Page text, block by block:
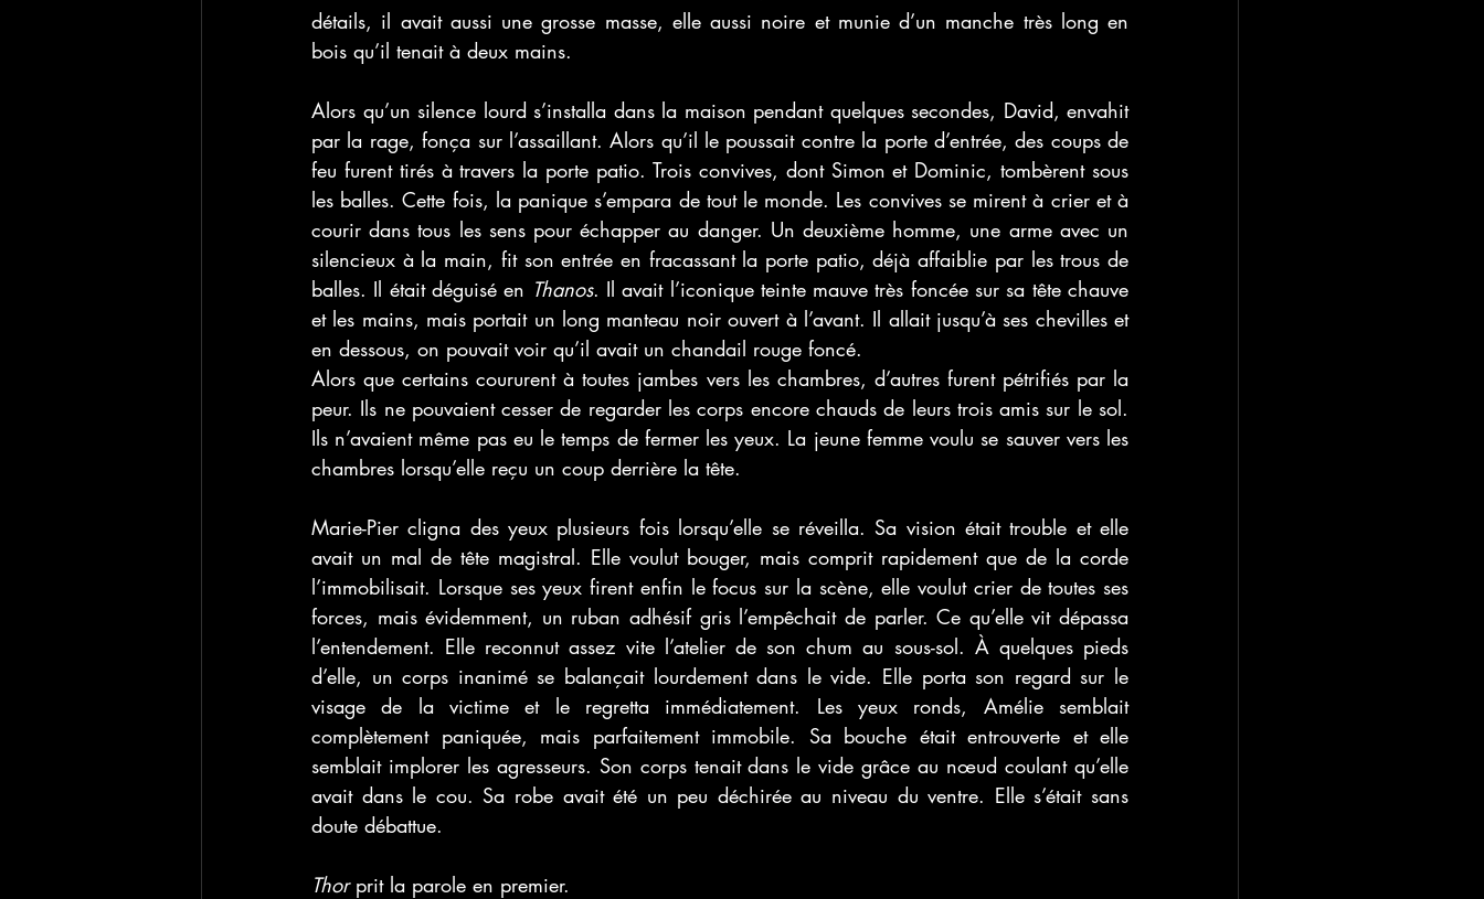
détails, il avait aussi une grosse masse, elle aussi noire et munie d’un manche très long en
bois qu’il tenait à deux mains.
Alors qu’un silence lourd s’installa dans la maison pendant quelques secondes, David, envahit
par la rage, fonça sur l’assaillant. Alors qu’il le poussait contre la porte d’entrée, des coups de
feu furent tirés à travers la porte patio. Trois convives, dont Simon et Dominic, tombèrent sous
les balles. Cette fois, la panique s’empara de tout le monde. Les convives se mirent à crier et à
courir dans tous les sens pour échapper au danger. Un deuxième homme, une arme avec un
silencieux à la main, fit son entrée en fracassant la porte patio, déjà affaiblie par les trous de
balles. Il était déguisé en Thanos. Il avait l’iconique teinte mauve très foncée sur sa tête chauve
et les mains, mais portait un long manteau noir ouvert à l’avant. Il allait jusqu’à ses chevilles et
en dessous, on pouvait voir qu’il avait un chandail rouge foncé.
Alors que certains coururent à toutes jambes vers les chambres, d’autres furent pétrifiés par la
peur. Ils ne pouvaient cesser de regarder les corps encore chauds de leurs trois amis sur le sol.
Ils n’avaient même pas eu le temps de fermer les yeux. La jeune femme voulu se sauver vers les
chambres lorsqu’elle reçu un coup derrière la tête.
Marie-Pier cligna des yeux plusieurs fois lorsqu’elle se réveilla. Sa vision était trouble et elle
avait un mal de tête magistral. Elle voulut bouger, mais comprit rapidement que de la corde
l’immobilisait. Lorsque ses yeux firent enfin le focus sur la scène, elle voulut crier de toutes ses
forces, mais évidemment, un ruban adhésif gris l’empêchait de parler. Ce qu’elle vit dépassa
l’entendement. Elle reconnut assez vite l’atelier de son chum au sous-sol. À quelques pieds
d’elle, un corps inanimé se balançait lourdement dans le vide. Elle porta son regard sur le
visage de la victime et le regretta immédiatement. Les yeux ronds, Amélie semblait
complètement paniquée, mais parfaitement immobile. Sa bouche était entrouverte et elle
semblait implorer les agresseurs. Son corps tenait dans le vide grâce au nœud coulant qu’elle
avait dans le cou. Sa robe avait été un peu déchirée au niveau du ventre. Elle s’était sans
doute débattue.
Thor prit la parole en premier.